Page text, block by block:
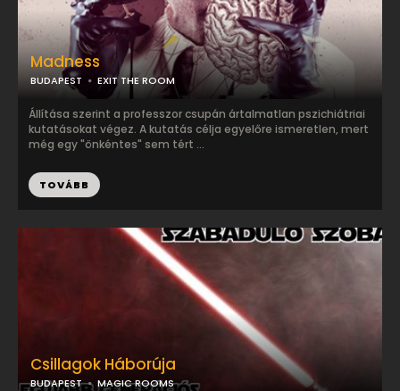
Madness
BUDAPEST EXIT THE ROOM
Állítása szerint a professzor csupán ártalmatlan pszichiátriai
kutatásokat végez. A kutatás célja egyelőre ismeretlen, mert
még egy "önkéntes" sem tért ...
TOVÁBB
Csillagok Háborúja
BUDAPEST MAGIC ROOMS